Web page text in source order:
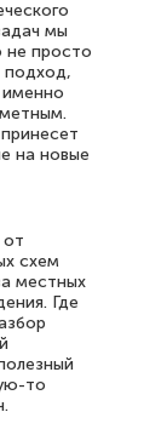
мы
не просто
подход,
именно
на новые
схем
местных
Где
то